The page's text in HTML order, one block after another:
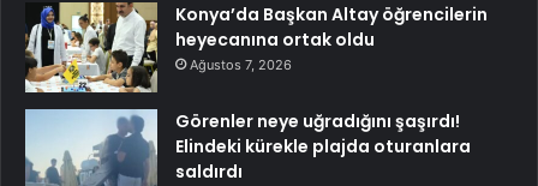
Konya’da Başkan Altay öğrencilerin
heyecanına ortak oldu
Ağustos 7, 2026
Görenler neye uğradığını şaşırdı!
Elindeki kürekle plajda oturanlara
saldırdı